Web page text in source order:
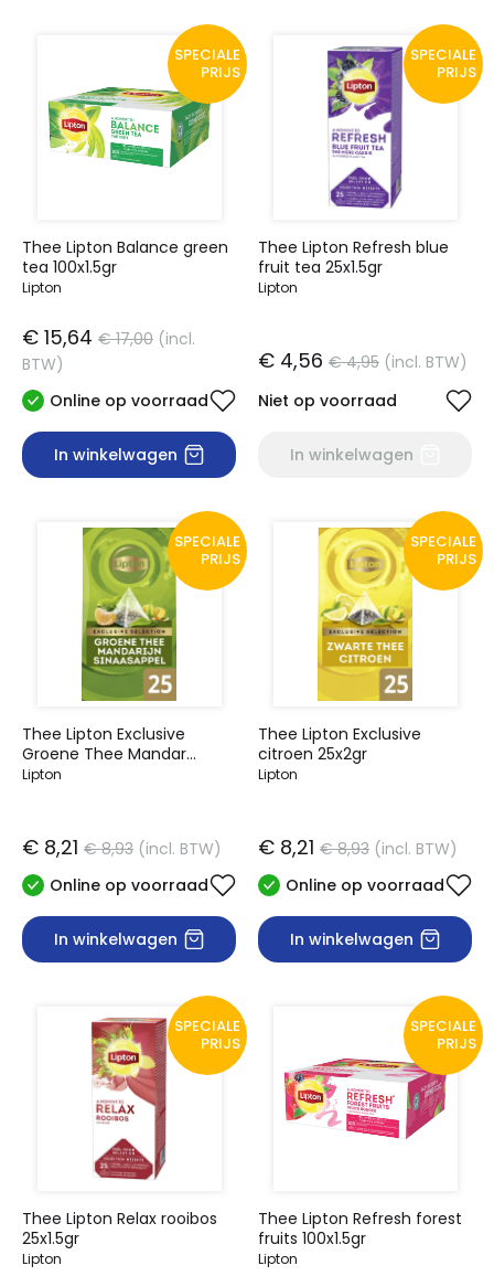
SPECIALE
PRIJS
Thee Lipton Balance green
tea 100x1.5gr
Lipton
€ 15,64 € 17,00 (incl.
BTW)
Online op voorraad
In winkelwagen
SPECIALE
PRIJS
Thee Lipton Refresh blue
fruit tea 25x1.5gr
Lipton
€ 4,56 € 4,95 (incl. BTW)
Niet op voorraad
In winkelwagen
SPECIALE
PRIJS
Thee Lipton Exclusive
Groene Thee Mandar
Sinaasapp
Lipton
€ 8,21 € 8,93 (incl. BTW)
Online op voorraad
In winkelwagen
SPECIALE
PRIJS
Thee Lipton Exclusive
citroen 25x2gr
Lipton
€ 8,21 € 8,93 (incl. BTW)
Online op voorraad
In winkelwagen
SPECIALE
PRIJS
Thee Lipton Relax rooibos
25x1.5gr
Lipton
SPECIALE
PRIJS
Thee Lipton Refresh forest
fruits 100x1.5gr
Lipton